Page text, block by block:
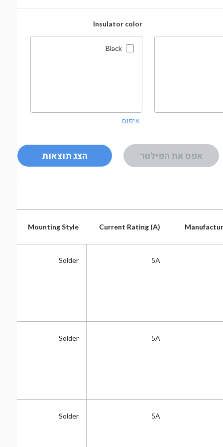
Insulator color
Black
איפוס
אפס את הפילטר
Current Rating (A)
Mounting Style Current Rating (A)
Mounting Style
5A
Solder
5A
Solder
5A
Solder